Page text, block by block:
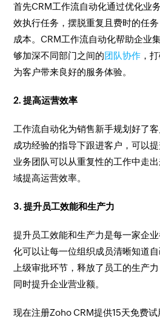
首先CRM工作流自动化通过优化业
效执行任务，摆脱重复且费时的任
成本。CRM工作流自动化帮助企业
够加深不同部门之间的团队协作 ，
为客户带来良好的服务体验。
2. 提高运营效率
工作流自动化为销售新手规划好了
成功经验的指导下跟进客户，可以
业务团队可以从重复性的工作中走
域提高运营效率。
3. 提升员工效能和生产力
提升员工效能和生产力是每一家企
化可以让每一位组织成员清晰知道
上级审批环节，释放了员工的生产
同时提升企业营业额。
现在注册Zoho CRM提供15天免费